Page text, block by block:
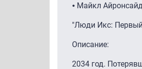
⦁ Майкл
"Люди Икс:
Описание:
2034 год.